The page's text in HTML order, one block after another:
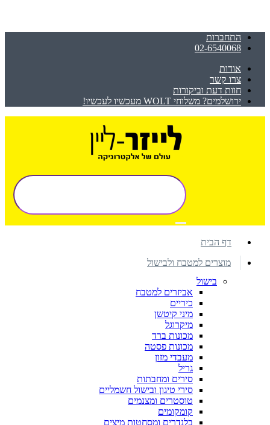
התחברות
02-6540068
אודות
צרו קשר
חוות דעת וביקורות
ירושלמים? משלוחי WOLT מעכשיו לעכשיו!
דף הבית
מוצרים למטבח ולבישול
בישול
אביזרים למטבח
כיריים
מיני קיטשן
מיקרוגל
מכונות ברד
מכונות פסטה
מעבדי מזון
גריל
סירים ומחבתות
סירי טיגון ובישול חשמליים
טוסטרים ומצנמים
קומקומים
בלנדרים ומסחטות מיצים